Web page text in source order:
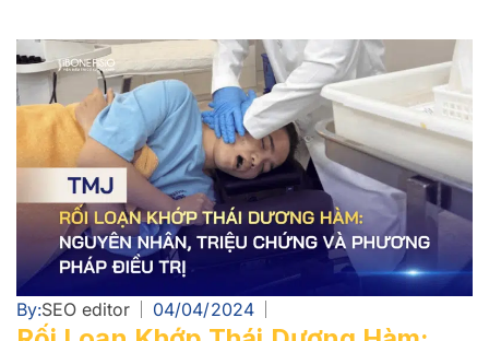
By:SEO editor 04/04/2024